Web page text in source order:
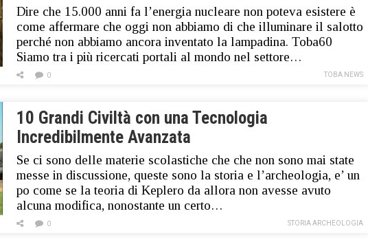
Dire che 15.000 anni fa l’energia nucleare non poteva esistere è
come affermare che oggi non abbiamo di che illuminare il salotto
perché non abbiamo ancora inventato la lampadina. Toba60
Siamo tra i più ricercati portali al mondo nel settore…
TOBA NEWS
0
10 Grandi Civiltà con una Tecnologia
Incredibilmente Avanzata
Se ci sono delle materie scolastiche che che non sono mai state
messe in discussione, queste sono la storia e l’archeologia, e’ un
po come se la teoria di Keplero da allora non avesse avuto
alcuna modifica, nonostante un certo…
STORIA ARCHEOLOGIA
0